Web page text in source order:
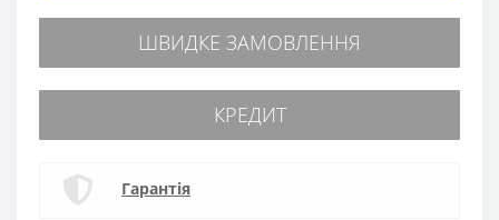
ШВИДКЕ ЗАМОВЛЕННЯ
КРЕДИТ
Гарантія